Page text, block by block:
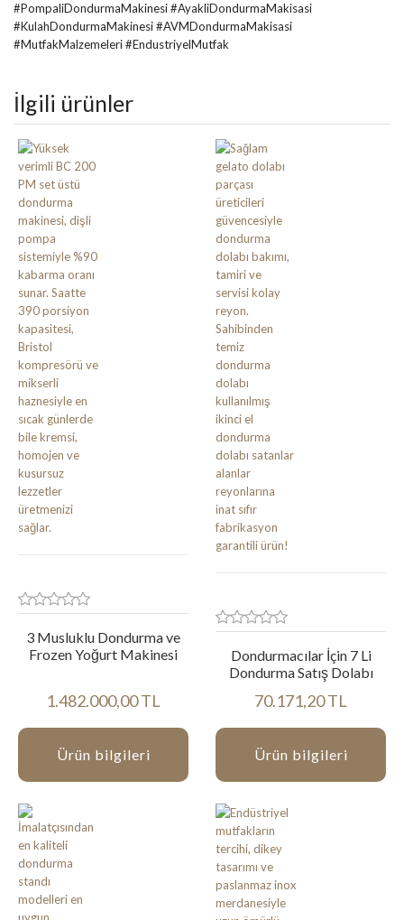
#PompaliDondurmaMakinesi #AyakliDondurmaMakisasi
#KulahDondurmaMakinesi #AVMDondurmaMakisasi
#MutfakMalzemeleri #EndustriyelMutfak
İlgili ürünler
3 Musluklu Dondurma ve
Frozen Yoğurt Makinesi
1.482.000,00 TL
Ürün bilgileri
Dondurmacılar İçin 7 Li
Dondurma Satış Dolabı
70.171,20 TL
Ürün bilgileri